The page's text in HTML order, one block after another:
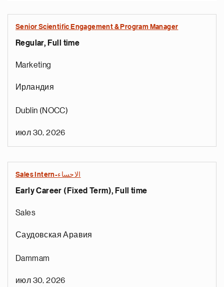
Senior Scientific Engagement & Program Manager
Regular, Full time
Marketing
Ирландия
Dublin (NOCC)
июл 30, 2026
Sales Intern-الاحساء
Early Career (Fixed Term), Full time
Sales
Саудовская Аравия
Dammam
июл 30, 2026